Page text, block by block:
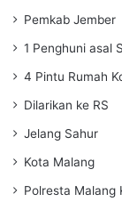
Pemkab Jember
1 Penghuni asal
4 Pintu Rumah
Dilarikan ke RS
Jelang Sahur
Kota Malang
Polresta Malang